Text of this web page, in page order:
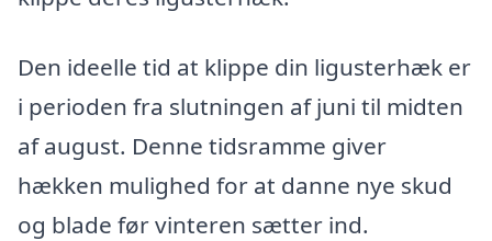
Den ideelle tid at klippe din ligusterhæk er
i perioden fra slutningen af juni til midten
af august. Denne tidsramme giver
hækken mulighed for at danne nye skud
og blade før vinteren sætter ind.